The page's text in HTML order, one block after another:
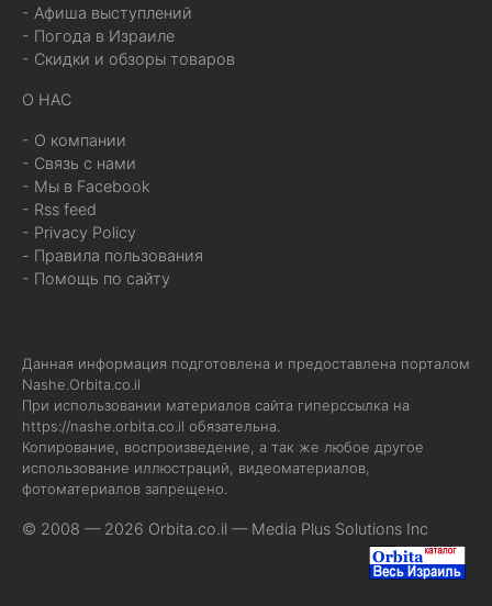
- Афиша выступлений
- Погода в Израиле
- Скидки и обзоры товаров
О НАС
- О компании
- Связь с нами
- Мы в Facebook
- Rss feed
- Privacy Policy
- Правила пользования
- Помощь по сайту
Данная информация подготовлена и предоставлена порталом
Nashe.Orbita.co.il
При использовании материалов сайта гиперссылка на
https://nashe.orbita.co.il обязательна.
Копирование, воспроизведение, а так же любое другое
использование иллюстраций, видеоматериалов,
фотоматериалов запрещено.
© 2008 — 2026 Orbita.co.il — Media Plus Solutions Inc